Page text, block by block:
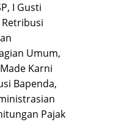
I Gusti
Umum,
Karni
Bapenda,
Pajak